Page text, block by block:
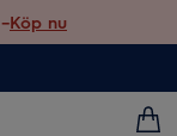
Köp nu